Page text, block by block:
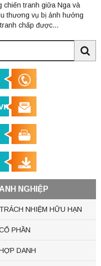
chiến tranh giữa Nga và
thương vụ bị ảnh hưởng
chấp được...
NGHIỆP
NHIỆM HỮU HẠN
PHẦN
DANH